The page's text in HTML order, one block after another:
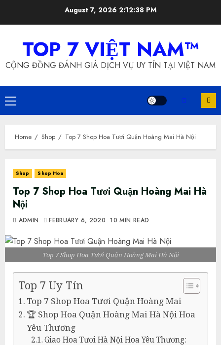
August 7, 2026 2:12:38 PM
TOP 7 VIỆT NAM™
CỘNG ĐỒNG ĐÁNH GIÁ DỊCH VỤ UY TÍN TẠI VIỆT NAM
Primary
Menu
Home Shop Top 7 Shop Hoa Tươi Quận Hoàng Mai Hà Nội
Shop Shop Hoa
Top 7 Shop Hoa Tươi Quận Hoàng Mai Hà
Nội
ADMIN FEBRUARY 6, 2020 10 MIN READ
Top 7 Shop Hoa Tươi Quận Hoàng Mai Hà Nội
Top 7 Uy Tín
Top 7 Shop Hoa Tươi Quận Hoàng Mai
🏆 Shop Hoa Quận Hoàng Mai Hà Nội Hoa
Yêu Thương
Giao Hoa Tươi Hà Nội Hoa Yêu Thương: